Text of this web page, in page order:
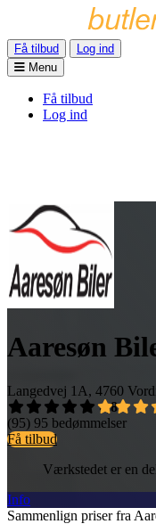
Få tilbud
Log ind
Menu
Få tilbud
Log ind
Aaresøn
Langedvej 1A, 4760
4,8
(95) 95 bedømmelser
Få tilbud
Værkstedet er en
Info
Sammenlign priser fra